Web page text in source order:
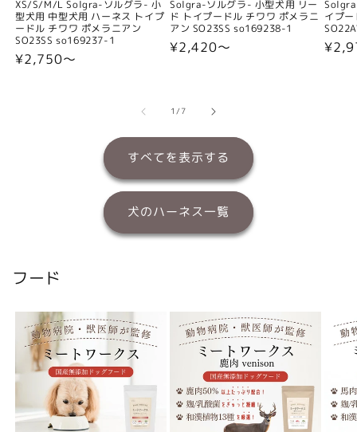
XS/S/M/L Solgra-ソルグラ- 小
型犬用 中型犬用 ハーネス トイプ
ードル チワワ ポメラニアン
SO23SS so169237-1
通
¥2,750〜
Solgra-ソルグラ- 小型犬用 リー
ド トイプードル チワワ ポメラニ
アン SO23SS so169238-1
通
¥2,420〜
イプ
通
1/の
7
すべてを表示する
犬のハーネス一覧
フード